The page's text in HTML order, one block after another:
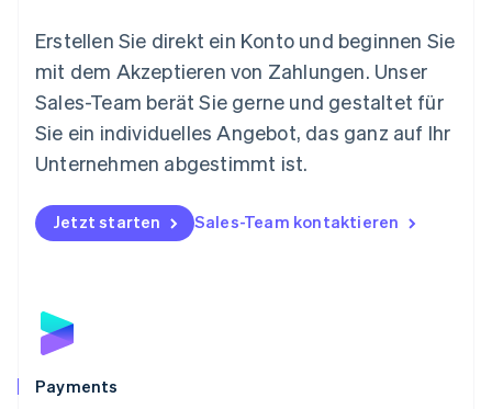
Erstellen Sie direkt ein Konto und beginnen Sie
mit dem Akzeptieren von Zahlungen. Unser
Sales-Team berät Sie gerne und gestaltet für
Sie ein individuelles Angebot, das ganz auf Ihr
Unternehmen abgestimmt ist.
Jetzt starten Sales-Team kontaktieren
Payments
English
Niederlande
Nederlands English
Norwegen
English
Österreich
Polen
English
Portugal
Schweden
Schweiz